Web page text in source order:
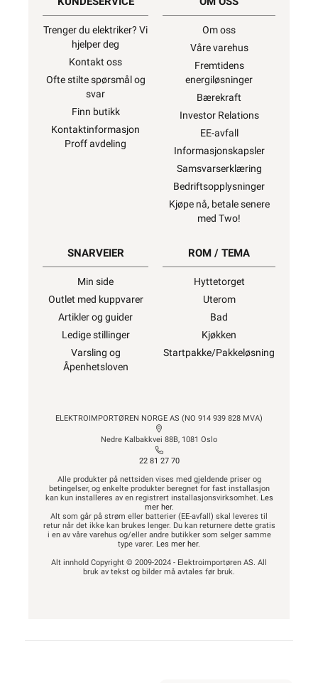
Trenger du elektriker? Vi
hjelper deg
Kontakt oss
Ofte stilte spørsmål og
svar
Finn butikk
Kontaktinformasjon
Proff avdeling
Om oss
Våre varehus
Fremtidens
energiløsninger
Bærekraft
Investor Relations
EE-avfall
Informasjonskapsler
Samsvarserklæring
Bedriftsopplysninger
Kjøpe nå, betale senere
med Two!
SNARVEIER
Min side
Outlet med kuppvarer
Artikler og guider
Ledige stillinger
Varsling og
Åpenhetsloven
ROM / TEMA
Hyttetorget
Uterom
Bad
Kjøkken
Startpakke/Pakkeløsning
ELEKTROIMPORTØREN NORGE AS (NO 914 939 828 MVA)
Nedre Kalbakkvei 88B, 1081 Oslo
22 81 27 70
Alle produkter på nettsiden vises med gjeldende priser og
betingelser, og enkelte produkter beregnet for fast installasjon
kan kun installeres av en registrert installasjonsvirksomhet. Les
mer her.
Alt som går på strøm eller batterier (EE-avfall) skal leveres til
retur når det ikke kan brukes lenger. Du kan returnere dette gratis
i en av våre varehus og/eller andre butikker som selger samme
type varer. Les mer her.
Alt innhold Copyright © 2009-2024 - Elektroimportøren AS. All
bruk av tekst og bilder må avtales før bruk.